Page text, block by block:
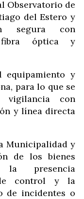
Observatorio de
del Estero y
segura con
fibra óptica y
equipamiento y
para lo que se
con
y línea directa
Municipalidad y
de los bienes
la presencia
control y la
de incidentes o